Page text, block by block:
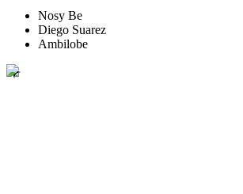
Nosy Be
Diego Suarez
Ambilobe